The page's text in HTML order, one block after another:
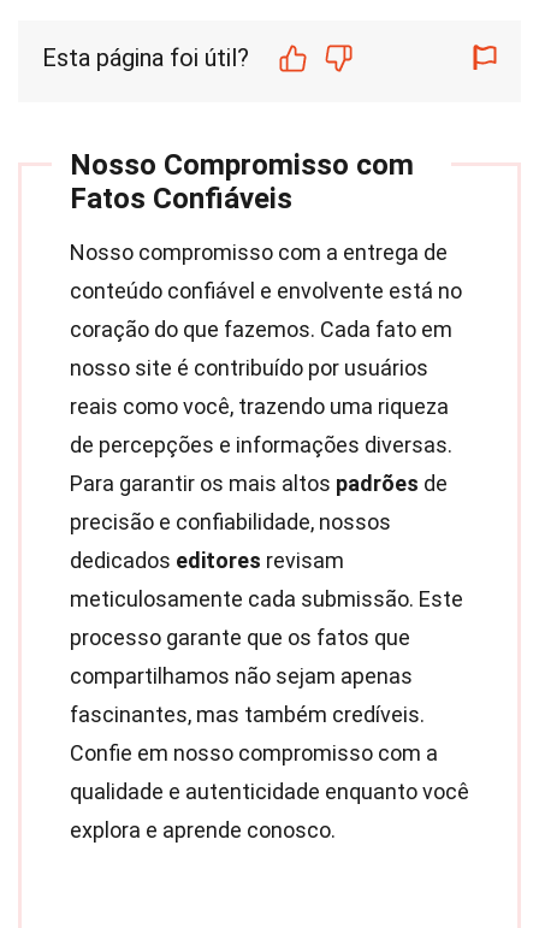
Esta página foi útil?
Nosso Compromisso com
Fatos Confiáveis
Nosso compromisso com a entrega de
conteúdo confiável e envolvente está no
coração do que fazemos. Cada fato em
nosso site é contribuído por usuários
reais como você, trazendo uma riqueza
de percepções e informações diversas.
Para garantir os mais altos padrões de
precisão e confiabilidade, nossos
dedicados editores revisam
meticulosamente cada submissão. Este
processo garante que os fatos que
compartilhamos não sejam apenas
fascinantes, mas também credíveis.
Confie em nosso compromisso com a
qualidade e autenticidade enquanto você
explora e aprende conosco.